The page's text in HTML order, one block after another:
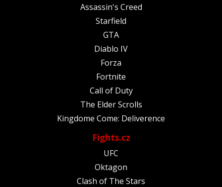
Assassin's Creed
Starfield
GTA
Diablo IV
Forza
Fortnite
Call of Duty
The Elder Scrolls
Kingdome Come: Deliverence
Fights.cz
UFC
Oktagon
Clash of The Stars